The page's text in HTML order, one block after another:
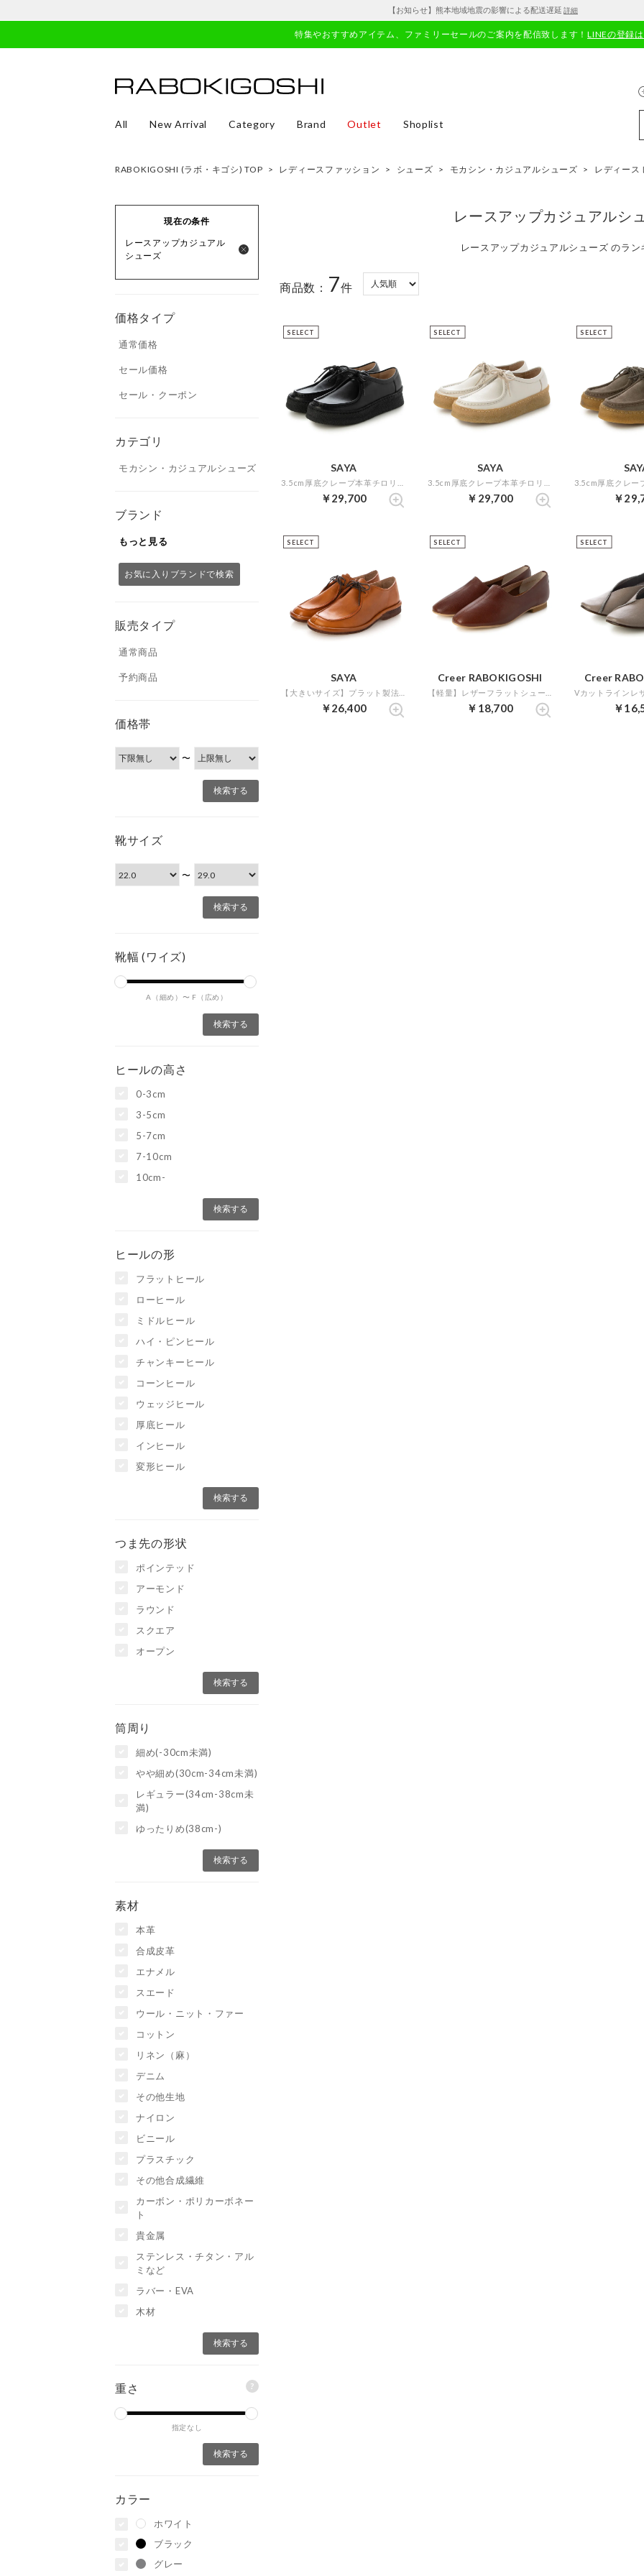
【お知らせ】熊本地域地震の影響による配送遅延 詳細
特集やおすすめアイテム、ファミリーセールのご案内を配信致します！LINEの登録
All New Arrival Category Brand Outlet Shoplist
RABOKIGOSHI (ラボ・キゴシ) TOP > レディースファッション > シューズ > モカシン・カジュアルシューズ > レディース
現在の条件
レースアップカジュアル
シューズ
価格タイプ
通常価格
セール価格
セール・クーポン
カテゴリ
モカシン・カジュアルシューズ
ブランド
もっと見る
お気に入りブランドで検索
販売タイプ
通常商品
予約商品
価格帯
〜
靴サイズ
〜
靴幅 (ワイズ)
A（細め）〜 F（広め）
ヒールの高さ
0-3cm
3-5cm
5-7cm
7-10cm
10cm-
ヒールの形
フラットヒール
ローヒール
ミドルヒール
ハイ・ピンヒール
チャンキーヒール
コーンヒール
ウェッジヒール
厚底ヒール
インヒール
変形ヒール
つま先の形状
ポインテッド
アーモンド
ラウンド
スクエア
オープン
筒周り
細め(-30cm未満)
やや細め(30cm-34cm未満)
レギュラー(34cm-38cm未
満)
ゆったりめ(38cm-)
素材
本革
合成皮革
エナメル
スエード
ウール・ニット・ファー
コットン
リネン（麻）
デニム
その他生地
ナイロン
ビニール
プラスチック
その他合成繊維
カーボン・ポリカーボネー
ト
貴金属
ステンレス・チタン・アル
ミなど
ラバー・EVA
木材
重さ ?
指定なし
カラー
ホワイト
ブラック
グレー
レースアップカジュアルシ
レースアップカジュアルシューズ のラン
商品数： 7件
SELECT
SAYA
￥29,700
SELECT
SAYA
￥29,700
SELECT
￥
SELECT
SAYA
￥26,400
SELECT
Creer RABOKIGOSHI
￥18,700
SELECT
Creer
￥